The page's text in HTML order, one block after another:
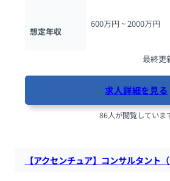
想定年収
600万円 ~ 2000万円
最終更
求人詳細を見る
86人が閲覧していま
【アクセンチュア】コンサルタント